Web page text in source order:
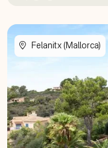
Felanitx (Mallorca)